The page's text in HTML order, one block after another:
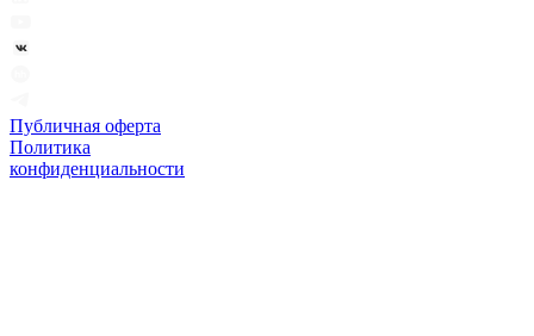
Публичная оферта
Политика
конфиденциальности